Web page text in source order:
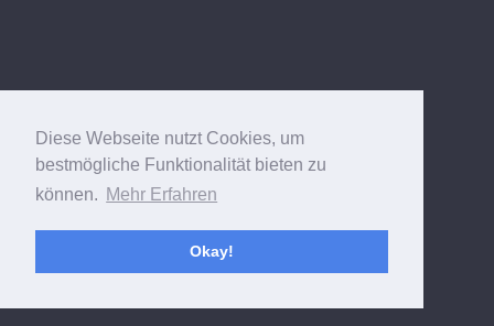
Diese Webseite nutzt Cookies, um
bestmögliche Funktionalität bieten zu
können. Mehr Erfahren
Okay!